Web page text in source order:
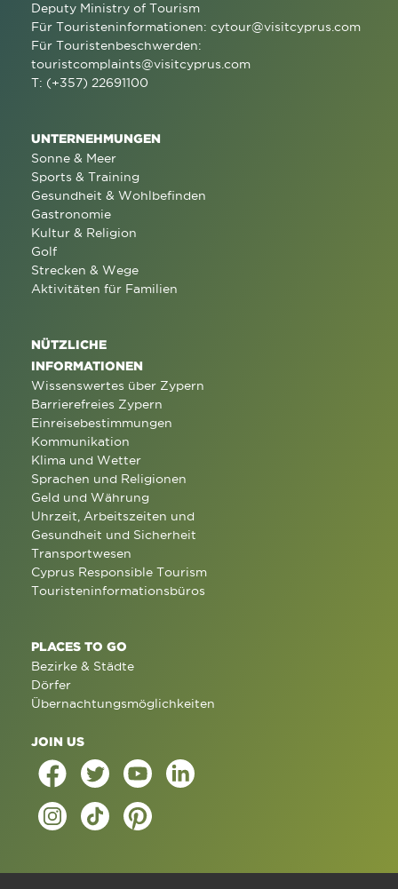
Deputy Ministry of Tourism
Für Touristeninformationen: cytour@visitcyprus.com
Für Touristenbeschwerden:
touristcomplaints@visitcyprus.com
T: (+357) 22691100
UNTERNEHMUNGEN
Sonne & Meer
Sports & Training
Gesundheit & Wohlbefinden
Gastronomie
Kultur & Religion
Golf
Strecken & Wege
Aktivitäten für Familien
NÜTZLICHE
INFORMATIONEN
Wissenswertes über Zypern
Barrierefreies Zypern
Einreisebestimmungen
Kommunikation
Klima und Wetter
Sprachen und Religionen
Geld und Währung
Uhrzeit, Arbeitszeiten und
Gesundheit und Sicherheit
Transportwesen
Cyprus Responsible Tourism
Touristeninformationsbüros
PLACES TO GO
Bezirke & Städte
Dörfer
Übernachtungsmöglichkeiten
JOIN US